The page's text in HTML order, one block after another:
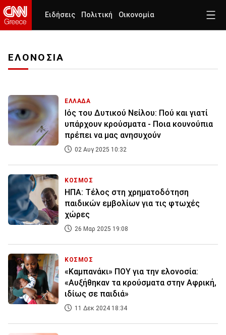
Ειδήσεις Πολιτική Οικονομία
ΕΛΟΝΟΣΙΑ
ΕΛΛΑΔΑ
Ιός του Δυτικού Νείλου: Πού και γιατί
υπάρχουν κρούσματα - Ποια κουνούπια
πρέπει να μας ανησυχούν
02 Αυγ 2025 10:32
ΚΟΣΜΟΣ
ΗΠΑ: Τέλος στη χρηματοδότηση
παιδικών εμβολίων για τις φτωχές
χώρες
26 Μαρ 2025 19:08
ΚΟΣΜΟΣ
«Καμπανάκι» ΠΟΥ για την ελονοσία:
«Αυξήθηκαν τα κρούσματα στην Αφρική,
ιδίως σε παιδιά»
11 Δεκ 2024 18:34